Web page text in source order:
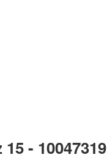
- 10047319